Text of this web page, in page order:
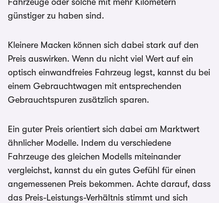
Fahrzeuge oder solche mit mehr Kilometern
günstiger zu haben sind.
Kleinere Macken können sich dabei stark auf den
Preis auswirken. Wenn du nicht viel Wert auf ein
optisch einwandfreies Fahrzeug legst, kannst du bei
einem Gebrauchtwagen mit entsprechenden
Gebrauchtspuren zusätzlich sparen.
Ein guter Preis orientiert sich dabei am Marktwert
ähnlicher Modelle. Indem du verschiedene
Fahrzeuge des gleichen Modells miteinander
vergleichst, kannst du ein gutes Gefühl für einen
angemessenen Preis bekommen. Achte darauf, dass
das Preis-Leistungs-Verhältnis stimmt und sich